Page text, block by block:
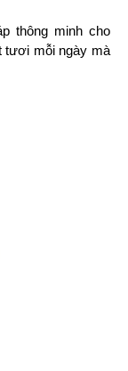
thông minh cho
tươi mỗi ngày mà